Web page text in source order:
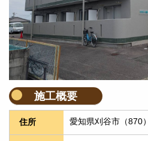
施工概要
住所 愛知県刈谷市（870）